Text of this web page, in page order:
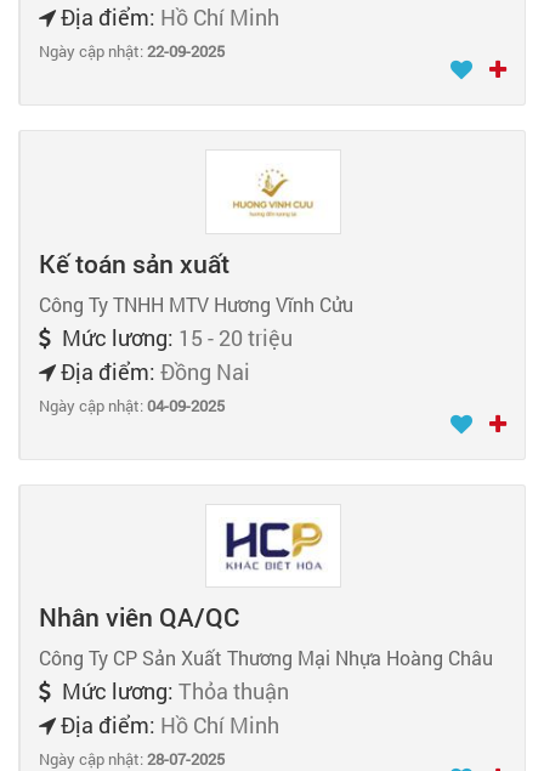
Địa điểm: Hồ Chí Minh
Ngày cập nhật:22-09-2025
Kế toán sản xuất
Công Ty TNHH MTV Hương Vĩnh Cửu
Mức lương: 15 - 20 triệu
Địa điểm: Đồng Nai
Ngày cập nhật:04-09-2025
Nhân viên QA/QC
Công Ty CP Sản Xuất Thương Mại Nhựa Hoàng Châu
Mức lương: Thỏa thuận
Địa điểm: Hồ Chí Minh
Ngày cập nhật:28-07-2025